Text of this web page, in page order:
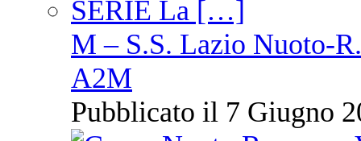
M – S.S. Lazio Nuoto-
A2M
Pubblicato il 7 Giugno